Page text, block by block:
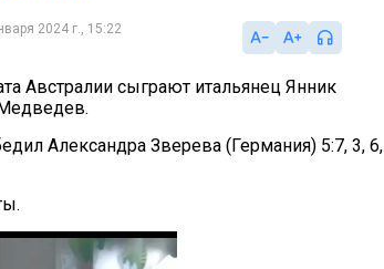
2024 г., 15:22
Австралии сыграют итальянец Янник
Александра Зверева (Германия) 5:7, 3, 6,